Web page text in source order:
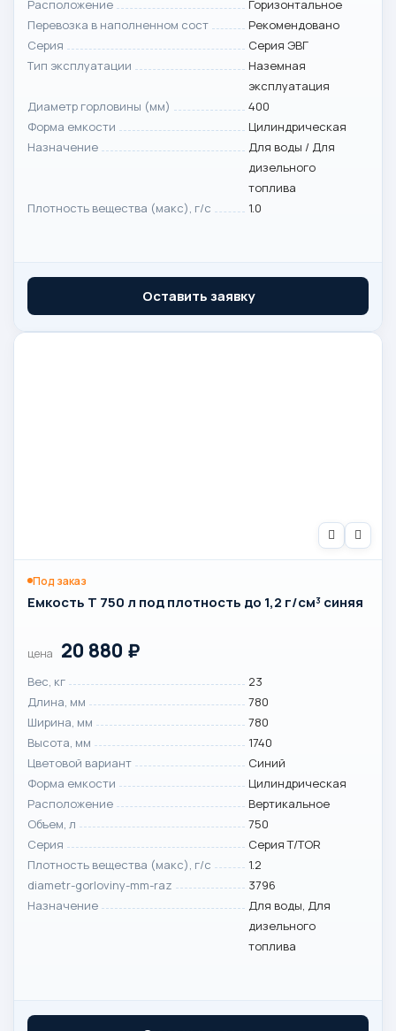
Расположение
Горизонтальное
Перевозка в наполненном сост
Рекомендовано
Серия
Серия ЭВГ
Тип эксплуатации
Наземная
эксплуатация
Диаметр горловины (мм)
400
Форма емкости
Цилиндрическая
Назначение
Для воды / Для
дизельного
топлива
Плотность вещества (макс), г/с
1.0
Оставить заявку
Под заказ
Емкость T 750 л под плотность до 1,2 г/см³ синяя
цена 20 880 ₽
Вес, кг
23
Длина, мм
780
Ширина, мм
780
Высота, мм
1740
Цветовой вариант
Синий
Форма емкости
Цилиндрическая
Расположение
Вертикальное
Объем, л
750
Серия
Серия T/TOR
Плотность вещества (макс), г/с
1.2
diametr-gorloviny-mm-raz
3796
Назначение
Для воды, Для
дизельного
топлива